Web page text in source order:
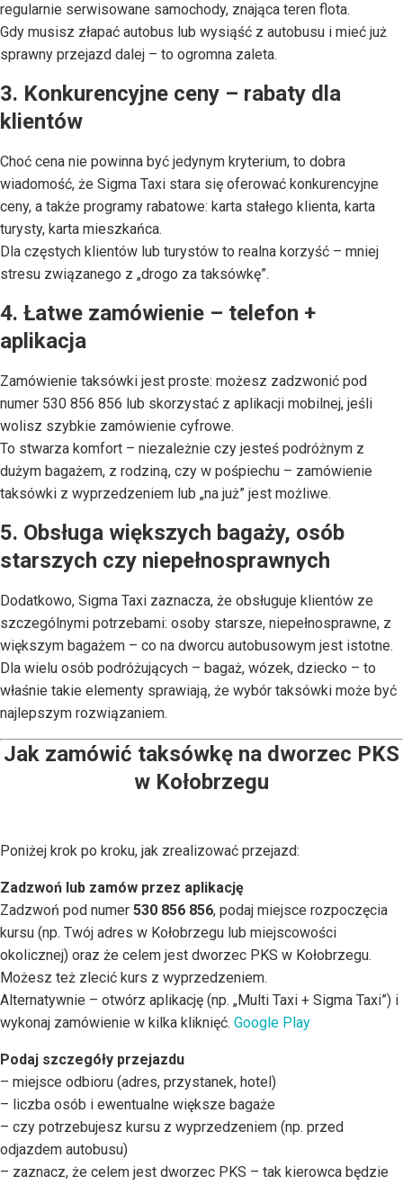
regularnie serwisowane samochody, znająca teren flota.
Gdy musisz złapać autobus lub wysiąść z autobusu i mieć już
sprawny przejazd dalej – to ogromna zaleta.
3. Konkurencyjne ceny – rabaty dla
klientów
Choć cena nie powinna być jedynym kryterium, to dobra
wiadomość, że Sigma Taxi stara się oferować konkurencyjne
ceny, a także programy rabatowe: karta stałego klienta, karta
turysty, karta mieszkańca.
Dla częstych klientów lub turystów to realna korzyść – mniej
stresu związanego z „drogo za taksówkę”.
4. Łatwe zamówienie – telefon +
aplikacja
Zamówienie taksówki jest proste: możesz zadzwonić pod
numer 530 856 856 lub skorzystać z aplikacji mobilnej, jeśli
wolisz szybkie zamówienie cyfrowe.
To stwarza komfort – niezależnie czy jesteś podróżnym z
dużym bagażem, z rodziną, czy w pośpiechu – zamówienie
taksówki z wyprzedzeniem lub „na już” jest możliwe.
5. Obsługa większych bagaży, osób
starszych czy niepełnosprawnych
Dodatkowo, Sigma Taxi zaznacza, że obsługuje klientów ze
szczególnymi potrzebami: osoby starsze, niepełnosprawne, z
większym bagażem – co na dworcu autobusowym jest istotne.
Dla wielu osób podróżujących – bagaż, wózek, dziecko – to
właśnie takie elementy sprawiają, że wybór taksówki może być
najlepszym rozwiązaniem.
Jak zamówić taksówkę na dworzec PKS
w Kołobrzegu
Poniżej krok po kroku, jak zrealizować przejazd:
Zadzwoń lub zamów przez aplikację
Zadzwoń pod numer 530 856 856, podaj miejsce rozpoczęcia
kursu (np. Twój adres w Kołobrzegu lub miejscowości
okolicznej) oraz że celem jest dworzec PKS w Kołobrzegu.
Możesz też zlecić kurs z wyprzedzeniem.
Alternatywnie – otwórz aplikację (np. „Multi Taxi + Sigma Taxi”) i
wykonaj zamówienie w kilka kliknięć. Google Play
Podaj szczegóły przejazdu
– miejsce odbioru (adres, przystanek, hotel)
– liczba osób i ewentualne większe bagaże
– czy potrzebujesz kursu z wyprzedzeniem (np. przed
odjazdem autobusu)
– zaznacz, że celem jest dworzec PKS – tak kierowca będzie